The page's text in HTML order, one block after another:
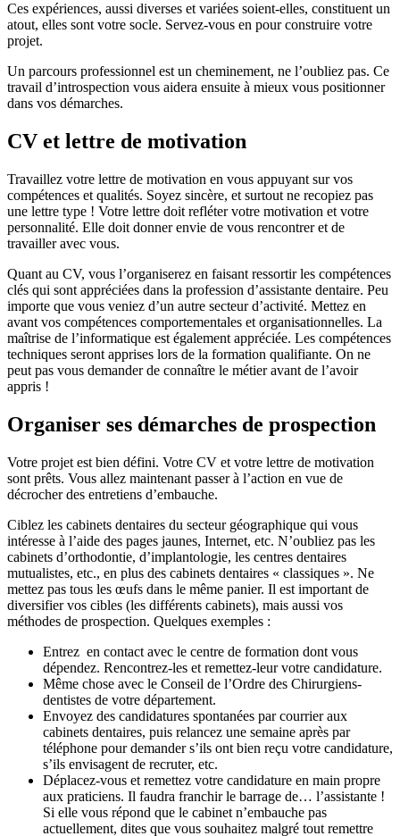
Ces expériences, aussi diverses et variées soient-elles, constituent un
atout, elles sont votre socle. Servez-vous en pour construire votre
projet.
Un parcours professionnel est un cheminement, ne l’oubliez pas. Ce
travail d’introspection vous aidera ensuite à mieux vous positionner
dans vos démarches.
CV et lettre de motivation
Travaillez votre lettre de motivation en vous appuyant sur vos
compétences et qualités. Soyez sincère, et surtout ne recopiez pas
une lettre type ! Votre lettre doit refléter votre motivation et votre
personnalité. Elle doit donner envie de vous rencontrer et de
travailler avec vous.
Quant au CV, vous l’organiserez en faisant ressortir les compétences
clés qui sont appréciées dans la profession d’assistante dentaire. Peu
importe que vous veniez d’un autre secteur d’activité. Mettez en
avant vos compétences comportementales et organisationnelles. La
maîtrise de l’informatique est également appréciée. Les compétences
techniques seront apprises lors de la formation qualifiante. On ne
peut pas vous demander de connaître le métier avant de l’avoir
appris !
Organiser ses démarches de prospection
Votre projet est bien défini. Votre CV et votre lettre de motivation
sont prêts. Vous allez maintenant passer à l’action en vue de
décrocher des entretiens d’embauche.
Ciblez les cabinets dentaires du secteur géographique qui vous
intéresse à l’aide des pages jaunes, Internet, etc. N’oubliez pas les
cabinets d’orthodontie, d’implantologie, les centres dentaires
mutualistes, etc., en plus des cabinets dentaires « classiques ». Ne
mettez pas tous les œufs dans le même panier. Il est important de
diversifier vos cibles (les différents cabinets), mais aussi vos
méthodes de prospection. Quelques exemples :
Entrez en contact avec le centre de formation dont vous
dépendez. Rencontrez-les et remettez-leur votre candidature.
Même chose avec le Conseil de l’Ordre des Chirurgiens-
dentistes de votre département.
Envoyez des candidatures spontanées par courrier aux
cabinets dentaires, puis relancez une semaine après par
téléphone pour demander s’ils ont bien reçu votre candidature,
s’ils envisagent de recruter, etc.
Déplacez-vous et remettez votre candidature en main propre
aux praticiens. Il faudra franchir le barrage de… l’assistante !
Si elle vous répond que le cabinet n’embauche pas
actuellement, dites que vous souhaitez malgré tout remettre